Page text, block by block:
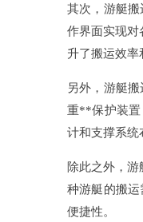
其次，游艇
作界面实现对
升了搬运效率
另外，游艇
重**保护装置
计和支撑系统
除此之外，
种游艇的搬
便捷性。